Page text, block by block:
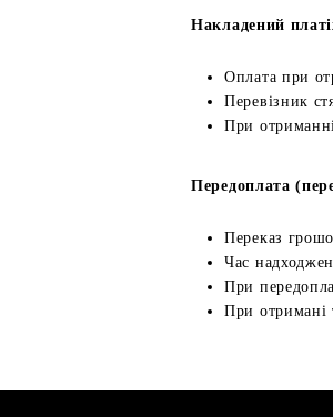
Накладений
Оплата при
Перевізник
При
Передоплата
Переказ
Час
При
При отримані